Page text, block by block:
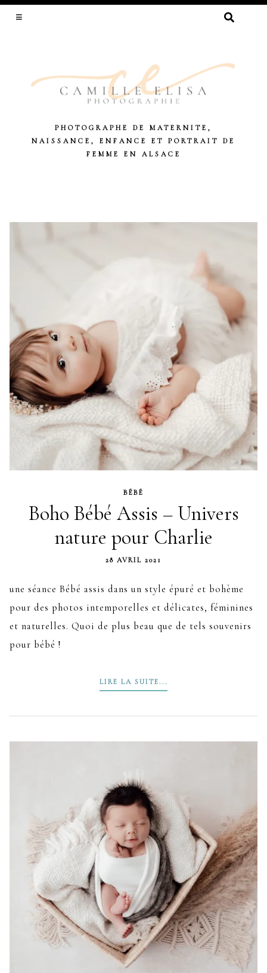
RECHERCHER :
PHOTOGRAPHE DE MATERNITE,
NAISSANCE, ENFANCE ET PORTRAIT DE
FEMME EN ALSACE
BÉBÉ
Boho Bébé Assis – Univers
nature pour Charlie
28 AVRIL 2021
une séance Bébé assis dans un style épuré et bohème
pour des photos intemporelles et délicates, féminines
et naturelles. Quoi de plus beau que de tels souvenirs
pour bébé !
LIRE LA SUITE...